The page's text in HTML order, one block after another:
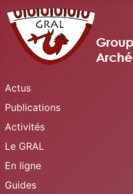
Actus
Publications
Activités
Le GRAL
En ligne
Guides